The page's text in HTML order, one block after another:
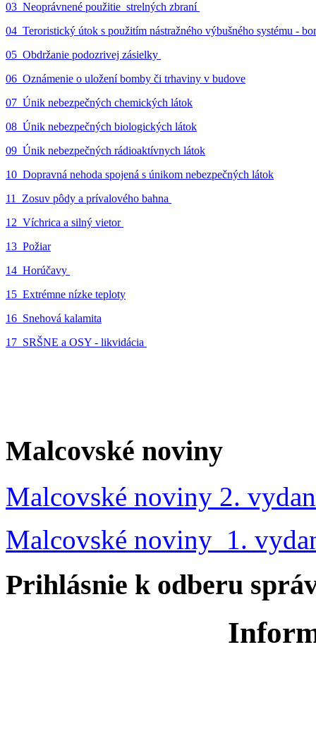
03_Neoprávnené použitie strelných zbraní
04_Teroristický útok s použitím nástražného výbušného systému -
05_Obdržanie podozrivej zásielky
06_Oznámenie o uložení bomby či trhaviny v budove
07_Únik nebezpečných chemických látok
08_Únik nebezpečných biologických látok
09_Únik nebezpečných rádioaktívnych látok
10_Dopravná nehoda spojená s únikom nebezpečných látok
11_Zosuv pôdy a prívalového bahna
12_Víchrica a silný vietor
13_Požiar
14_Horúčavy
15_Extrémne nízke teploty
16_Snehová kalamita
17_SRŠNE a OSY - likvidácia
Malcovské noviny
Malcovské noviny 2.
Malcovské noviny 1.
Prihlásnie k odberu